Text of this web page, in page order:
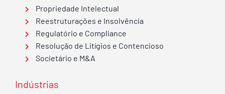
Propriedade Intelectual
Reestruturações e Insolvência
Regulatório e Compliance
Resolução de Litígios e Contencioso
Societário e M&A
Indústrias